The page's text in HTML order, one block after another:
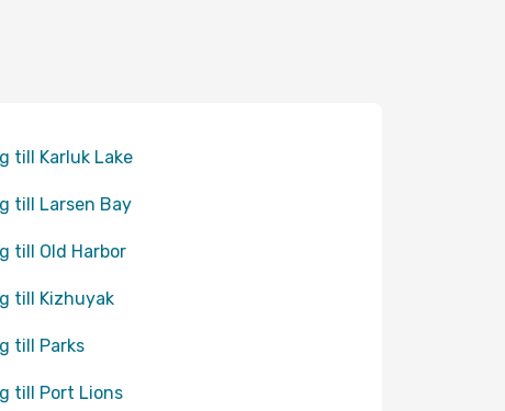
till Karluk Lake
till Larsen Bay
till Old Harbor
till Kizhuyak
till Parks
till Port Lions